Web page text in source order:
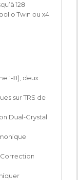
128
Twin ou x4.
1-8), deux
sur TRS de
Dual-Crystal